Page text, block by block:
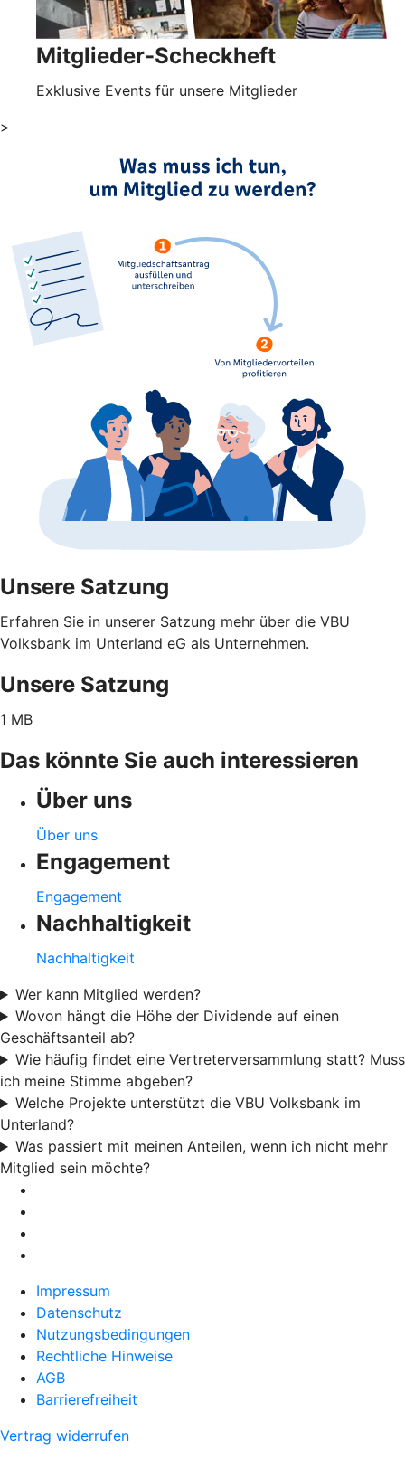
Mitglieder-Scheckheft
Exklusive Events für unsere Mitglieder
>
Unsere Satzung
Erfahren Sie in unserer Satzung mehr über die VBU
Volksbank im Unterland eG als Unternehmen.
Unsere Satzung
1 MB
Das könnte Sie auch interessieren
Über uns
Über uns
Engagement
Engagement
Nachhaltigkeit
Nachhaltigkeit
Wer kann Mitglied werden?
Wovon hängt die Höhe der Dividende auf einen
Geschäftsanteil ab?
Wie häufig findet eine Vertreterversammlung statt? Muss
ich meine Stimme abgeben?
Welche Projekte unterstützt die VBU Volksbank im
Unterland?
Was passiert mit meinen Anteilen, wenn ich nicht mehr
Mitglied sein möchte?
Impressum
Datenschutz
Nutzungsbedingungen
Rechtliche Hinweise
AGB
Barrierefreiheit
Vertrag widerrufen